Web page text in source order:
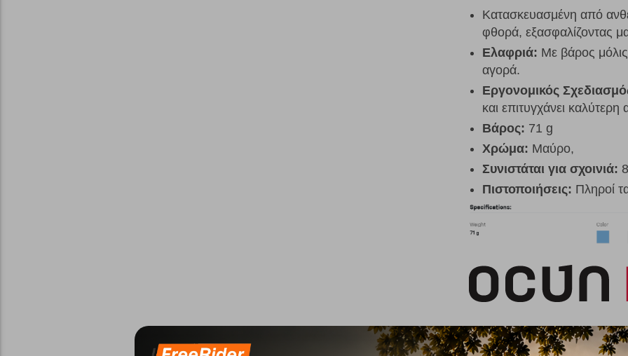
Κατασκευασμένη από
φθορά, εξασφαλίζοντας
Ελαφριά: Με βάρος
αγορά.
Εργονομικός
και επιτυγχάνει
Βάρος: 71 g
Χρώμα: Μαύρο,
Συνιστάται για σχοινιά:
Πιστοποιήσεις: Πληροί